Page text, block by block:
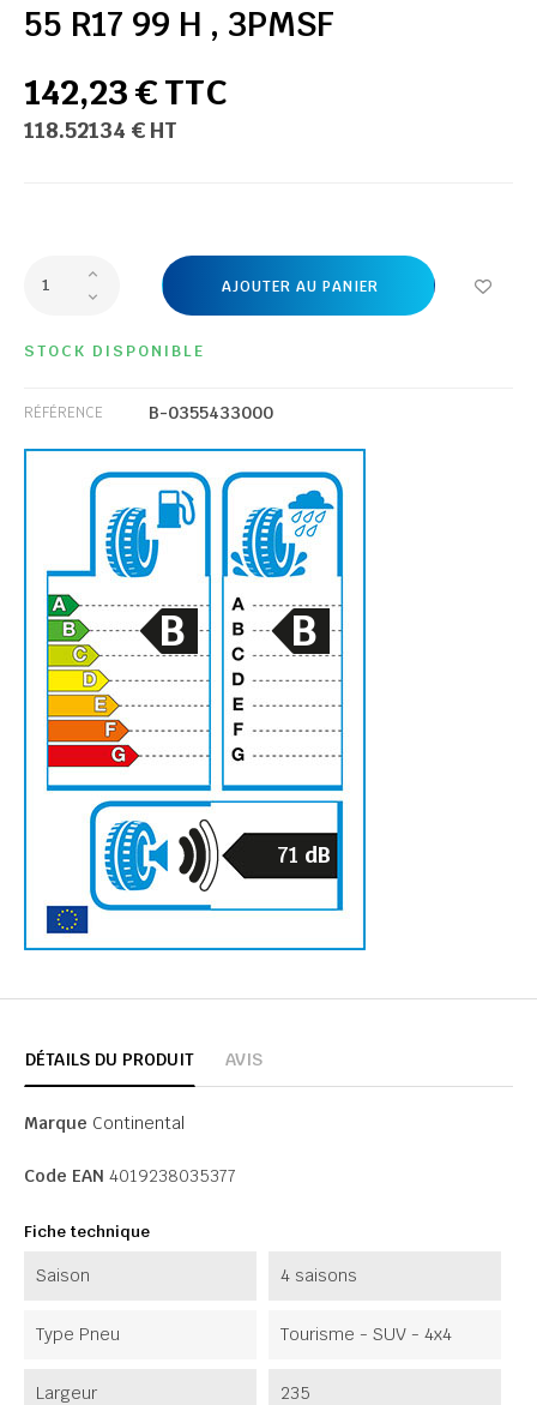
55 R17 99 H , 3PMSF
142,23 € TTC
118.52134 € HT
AJOUTER AU PANIER
STOCK DISPONIBLE
RÉFÉRENCE B-0355433000
B B
71 dB
DÉTAILS DU PRODUIT AVIS
Marque Continental
Code EAN 4019238035377
Fiche technique
Saison 4 saisons
Type Pneu Tourisme - SUV - 4x4
Largeur 235